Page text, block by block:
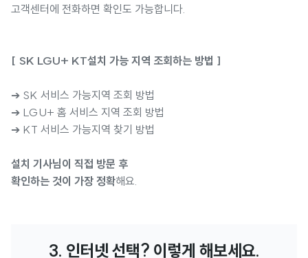
고객센터에 전화하면 확인도 가능합니다.
[ SK LGU+ KT설치 가능 지역 조회하는 방법 ]
➔ SK 서비스 가능지역 조회 방법
➔ LGU+ 홈 서비스 지역 조회 방법
➔ KT 서비스 가능지역 찾기 방법
설치 기사님이 직접 방문 후
확인하는 것이 가장 정확해요.
3. 인터넷 선택? 이렇게 해보세요.